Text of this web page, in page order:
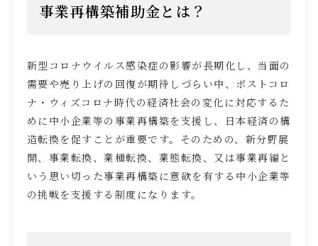
事業再構築補助金とは？
新型コロナウイルス感染症の影響が長期化し、当面の
需要や売り上げの回復が期待しづらい中、ポストコロ
ナ・ウィズコロナ時代の経済社会の変化に対応するた
めに中小企業等の事業再構築を支援し、日本経済の構
造転換を促すことが重要です。そのための、新分野展
開、事業転換、業種転換、業態転換、又は事業再編と
いう思い切った事業再構築に意欲を有する中小企業等
の挑戦を支援する制度になります。